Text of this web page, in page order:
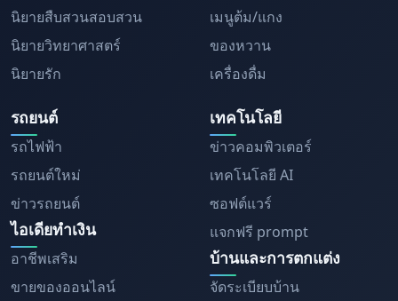
นิยายสืบสวนสอบสวน
นิยายวิทยาศาสตร์
นิยายรัก
เมนูต้ม/แกง
ของหวาน
เครื่องดื่ม
รถยนต์
รถไฟฟ้า
รถยนต์ใหม่
ข่าวรถยนต์
ไอเดียทำเงิน
อาชีพเสริม
ขายของออนไลน์
เทคโนโลยี
ข่าวคอมพิวเตอร์
เทคโนโลยี AI
ซอฟต์แวร์
แจกฟรี prompt
บ้านและการตกแต่ง
จัดระเบียบบ้าน